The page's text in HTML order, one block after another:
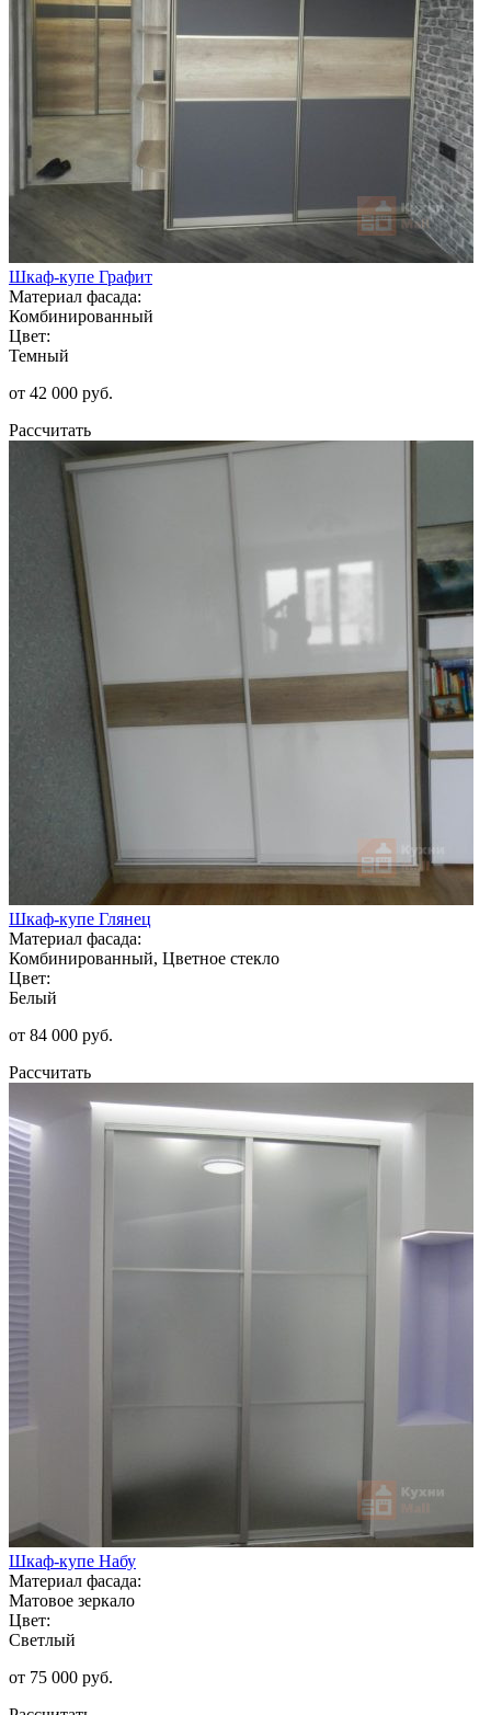
Шкаф-купе Графит
Материал фасада:
Комбинированный
Цвет:
Темный
от 42 000 руб.
Рассчитать
Шкаф-купе Глянец
Материал фасада:
Комбинированный, Цветное стекло
Цвет:
Белый
от 84 000 руб.
Рассчитать
Шкаф-купе Набу
Материал фасада:
Матовое зеркало
Цвет:
Светлый
от 75 000 руб.